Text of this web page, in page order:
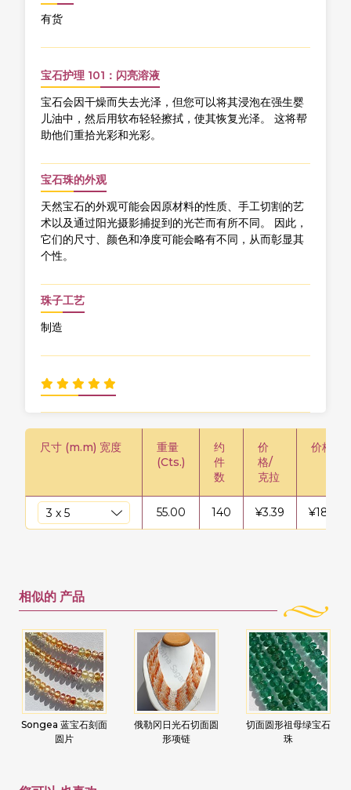
有货
宝石护理 101：闪亮溶液
宝石会因干燥而失去光泽，但您可以将其浸泡在强生婴
儿油中，然后用软布轻轻擦拭，使其恢复光泽。 这将帮
助他们重拾光彩和光彩。
宝石珠的外观
天然宝石的外观可能会因原材料的性质、手工切割的艺
术以及通过阳光摄影捕捉到的光芒而有所不同。 因此，
它们的尺寸、颜色和净度可能会略有不同，从而彰显其
个性。
珠子工艺
制造
尺寸 (m.m) 宽度
重量
(Cts.)
约
件
数
价
格/
克拉
价格/股
55.00 140 ¥3.39 ¥186.70
相似的 产品
Songea 蓝宝石刻面
圆片
俄勒冈日光石切面圆
形项链
切面圆形祖母绿宝石
珠